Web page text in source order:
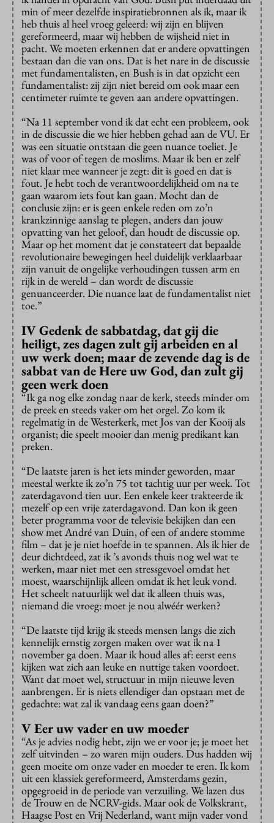
min of meer dezelfde inspiratiebronnen als ik, maar ik
heb thuis al heel vroeg geleerd: wij zijn en blijven
gereformeerd, maar wij hebben de wijsheid niet in
pacht. We moeten erkennen dat er andere opvattingen
bestaan dan die van ons. Dat is het nare in de discussie
met fundamentalisten, en Bush is in dat opzicht een
fundamentalist: zij zijn niet bereid om ook maar een
centimeter ruimte te geven aan andere opvattingen.
“Na 11 september vond ik dat echt een probleem, ook
in de discussie die we hier hebben gehad aan de VU. Er
was een situatie ontstaan die geen nuance toeliet. Je
was of voor of tegen de moslims. Maar ik ben er zelf
niet klaar mee wanneer je zegt: dit is goed en dat is
fout. Je hebt toch de verantwoordelijkheid om na te
gaan waarom iets fout kan gaan. Mocht dan de
conclusie zijn: er is geen enkele reden om zo’n
krankzinnige aanslag te plegen, anders dan jouw
opvatting van het geloof, dan houdt de discussie op.
Maar op het moment dat je constateert dat bepaalde
revolutionaire bewegingen heel duidelijk verklaarbaar
zijn vanuit de ongelijke verhoudingen tussen arm en
rijk in de wereld – dan wordt de discussie
genuanceerder. Die nuance laat de fundamentalist niet
toe.”
IV Gedenk de sabbatdag, dat gij die
heiligt, zes dagen zult gij arbeiden en al
uw werk doen; maar de zevende dag is de
sabbat van de Here uw God, dan zult gij
geen werk doen
“Ik ga nog elke zondag naar de kerk, steeds minder om
de preek en steeds vaker om het orgel. Zo kom ik
regelmatig in de Westerkerk, met Jos van der Kooij als
organist; die speelt mooier dan menig predikant kan
preken.
“De laatste jaren is het iets minder geworden, maar
meestal werkte ik zo’n 75 tot tachtig uur per week. Tot
zaterdagavond tien uur. Een enkele keer trakteerde ik
mezelf op een vrije zaterdagavond. Dan kon ik geen
beter programma voor de televisie bekijken dan een
show met André van Duin, of een of andere stomme
film – dat je je niet hoefde in te spannen. Als ik hier de
deur dichtdeed, zat ik ’s avonds thuis nog wel wat te
werken, maar niet met een stressgevoel omdat het
moest, waarschijnlijk alleen omdat ik het leuk vond.
Het scheelt natuurlijk wel dat ik alleen thuis was,
niemand die vroeg: moet je nou alwéér werken?
“De laatste tijd krijg ik steeds mensen langs die zich
kennelijk ernstig zorgen maken over wat ik na 1
november ga doen. Maar ik houd alles af: eerst eens
kijken wat zich aan leuke en nuttige taken voordoet.
Want dat moet wel, structuur in mijn nieuwe leven
aanbrengen. Er is niets ellendiger dan opstaan met de
gedachte: wat zal ik vandaag eens gaan doen?”
V Eer uw vader en uw moeder
“As je advies nodig hebt, zijn we er voor je; je moet het
zelf uitvinden – zo waren mijn ouders. Dus hadden wij
geen moeite om onze vader en moeder te eren. Ik kom
uit een klassiek gereformeerd, Amsterdams gezin,
opgegroeid in de periode van verzuiling. We lazen dus
de Trouw en de NCRV-gids. Maar ook de Volkskrant,
Haagse Post en Vrij Nederland, want mijn vader vond